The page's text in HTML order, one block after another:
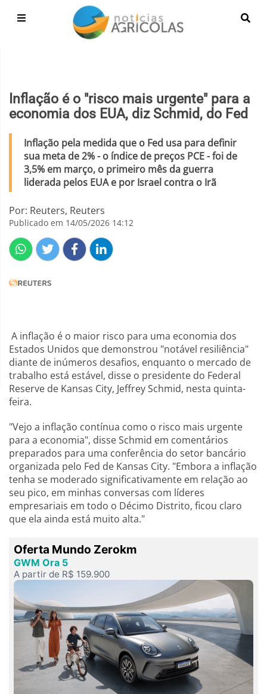
Inflação é o "risco mais urgente" para a
economia dos EUA, diz Schmid, do Fed
Inflação pela medida que o Fed usa para definir
sua meta de 2% - o índice de preços PCE - foi de
3,5% em março, o primeiro mês da guerra
liderada pelos EUA e por Israel contra o Irã
Por: Reuters, Reuters
Publicado em 14/05/2026 14:12
A inflação é o maior risco para uma economia dos
Estados Unidos que demonstrou "notável resiliência"
diante de inúmeros desafios, enquanto o mercado de
trabalho está estável, disse o presidente do Federal
Reserve de Kansas City, Jeffrey Schmid, nesta quinta-
feira.
"Vejo a inflação contínua como o risco mais urgente
para a economia", disse Schmid em comentários
preparados para uma conferência do setor bancário
organizada pelo Fed de Kansas City. "Embora a inflação
tenha se moderado significativamente em relação ao
seu pico, em minhas conversas com líderes
empresariais em todo o Décimo Distrito, ficou claro
que ela ainda está muito alta."